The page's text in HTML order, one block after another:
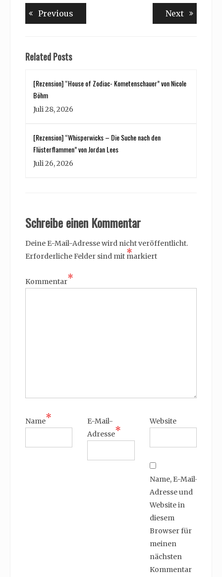
Beitragsnavigation
Previous NextNext
Related Posts
[Rezension] “House of Zodiac- Kometenschauer” von Nicole
Böhm
Juli 28, 2026
[Rezension] “Whisperwicks – Die Suche nach den
Flüsterflammen” von Jordan Lees
Juli 26, 2026
Schreibe einen Kommentar
Deine E-Mail-Adresse wird nicht veröffentlicht.
Erforderliche Felder sind mit *
markiert
Kommentar*
Name*
E-Mail-
Adresse*
Website
Name, E-Mail-
Adresse und
Website in
diesem
Browser für
meinen
nächsten
Kommentar